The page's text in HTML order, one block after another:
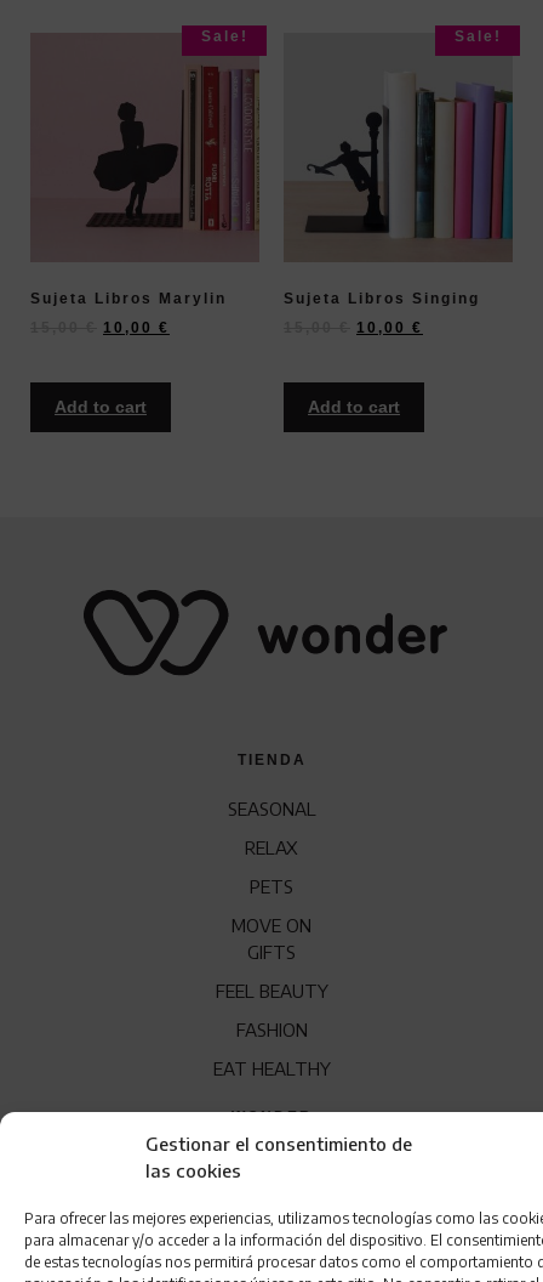
Gestionar el consentimiento de
las cookies
Para ofrecer las mejores experiencias, utilizamos tecnologías como las
para almacenar y/o acceder a la información del dispositivo. El
de estas tecnologías nos permitirá procesar datos como el comportamiento
Sale!
Sujeta Libros Marylin
10,00 €
Add to cart
Sale!
Sujeta Libros Singing
10,00 €
Add to cart
TIENDA
SEASONAL
RELAX
PETS
MOVE ON
GIFTS
FEEL BEAUTY
FASHION
EAT HEALTHY
WONDER
QUÍENES SOMOS
FRANQUICIA